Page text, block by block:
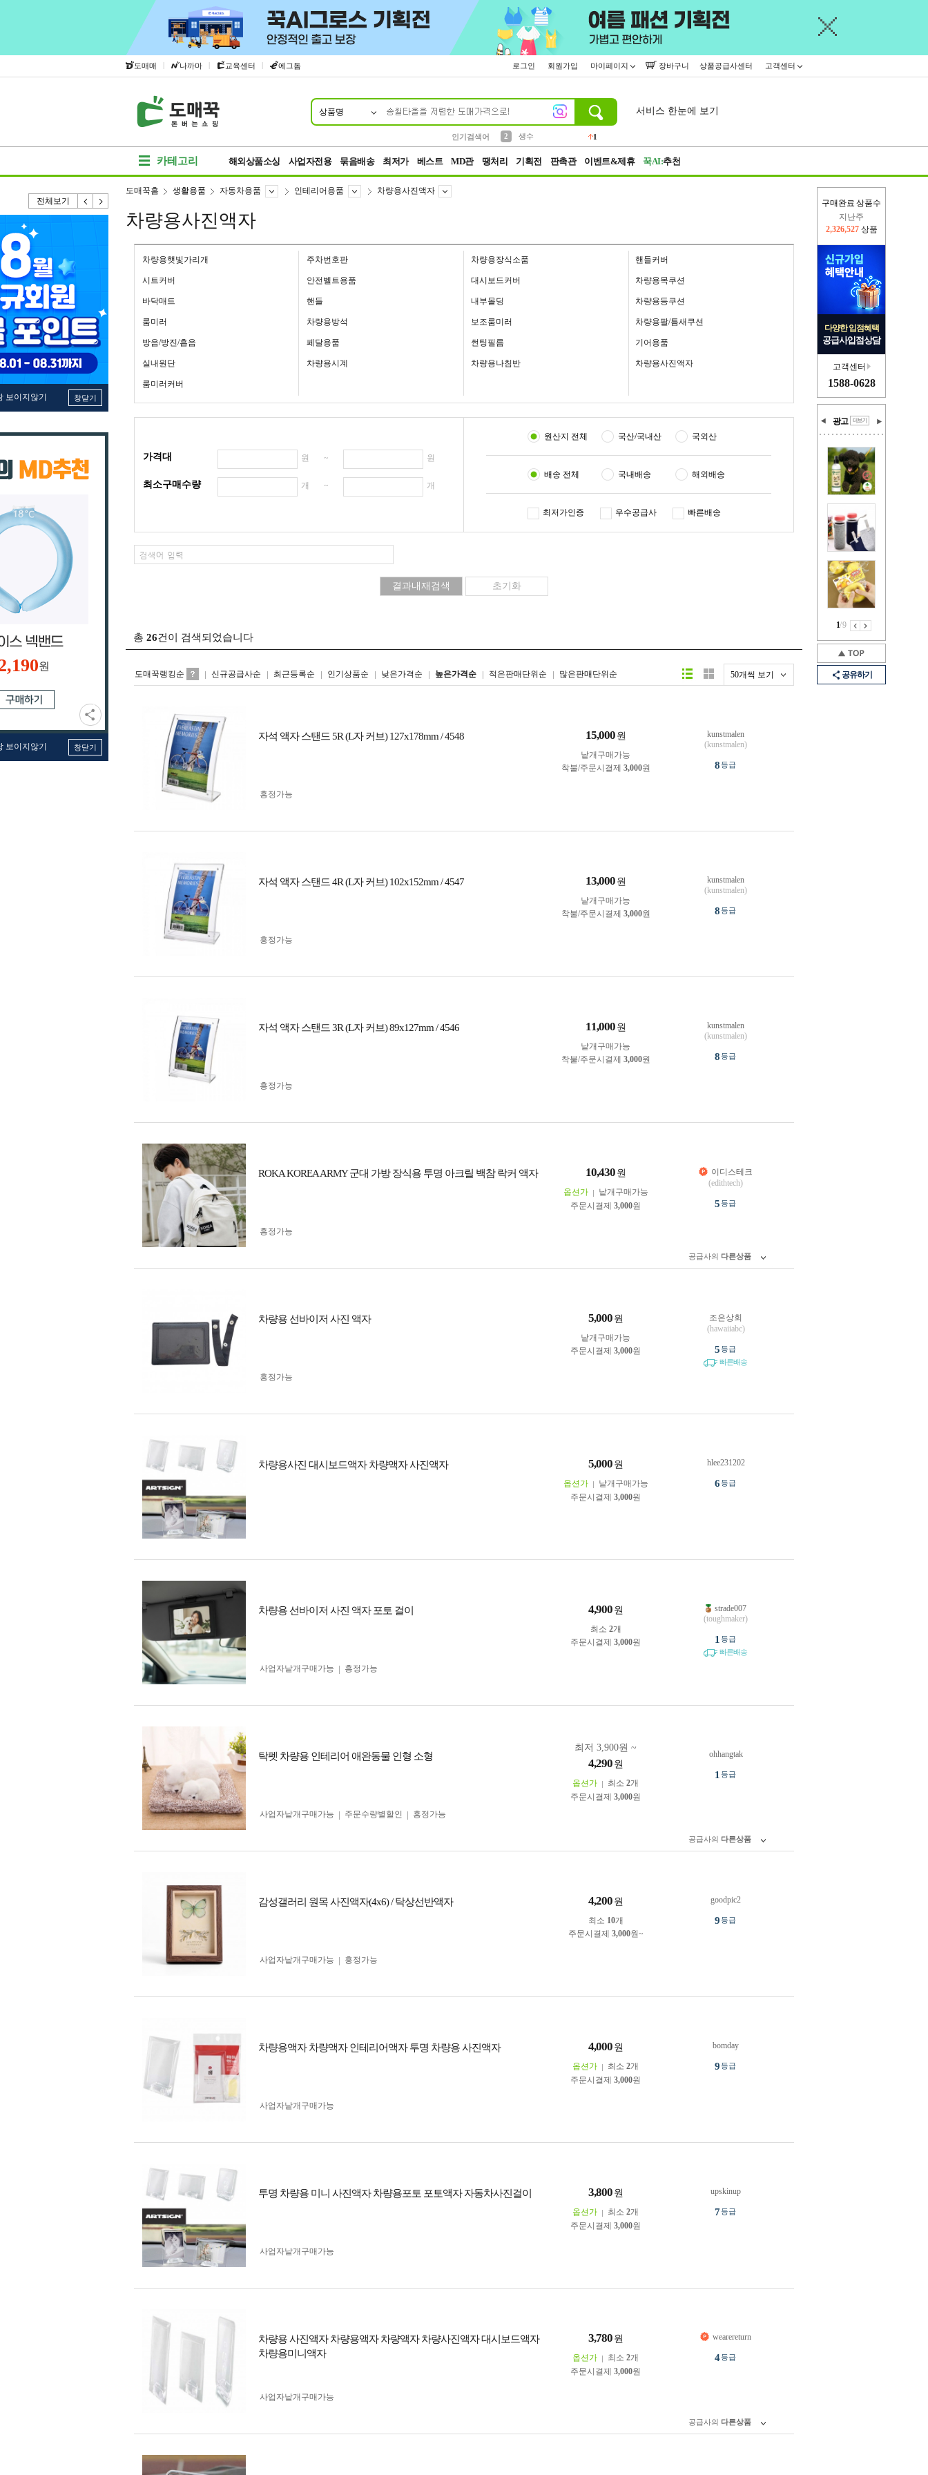
도매매 | 나까마 | 교육센터 | 에그돔 로그인 회원가입 마이페이지 장바구니 상품공급사센터 고객센터
상품명
인기검색어
2
생수
1
서비스 한눈에 보기
카테고리 해외상품소싱 사업자전용 묶음배송 최저가 베스트 MD관 땡처리 기획전 판촉관 이벤트&제휴 꾹AI:추천
전체보기
보이지않기 창닫기
원
보이지않기 창닫기
구매완료 상품수
지난주
2,326,527상품
이번주
2,310,118 상품
다양한 입점혜택
공급사입점상담
고객센터
1588-0628
광고
1/9
공유하기
도매꾹홈 생활용품 자동차용품 인테리어용품 차량용사진액자
차량용사진액자
차량용햇빛가리개 주차번호판 차량용장식소품 핸들커버
시트커버 안전벨트용품 대시보드커버 차량용목쿠션
바닥매트 핸들 내부몰딩 차량용등쿠션
룸미러 차량용방석 보조룸미러 차량용팔/틈새쿠션
방음/방진/흡음 페달용품 썬팅필름 기어용품
실내원단 차량용시계 차량용나침반 차량용사진액자
룸미러커버
가격대 원 ~ 원
최소구매수량 개 ~ 개
원산지 전체 국산/국내산 국외산
배송 전체 국내배송 해외배송
최저가인증 우수공급사 빠른배송
총 26건이 검색되었습니다
도매꾹랭킹순 신규공급사순 최근등록순 인기상품순 낮은가격순 높은가격순 적은판매단위순 많은판매단위순 50개씩 보기
리스트형갤러리형
자석 액자 스탠드 5R (L자 커브) 127x178mm / 4548 15,000 원
낱개구매가능
착불/주문시결제 3,000원
흥정가능
kunstmalen
(kunstmalen)
8등급
자석 액자 스탠드 4R (L자 커브) 102x152mm / 4547 13,000 원
낱개구매가능
착불/주문시결제 3,000원
흥정가능
kunstmalen
(kunstmalen)
8등급
자석 액자 스탠드 3R (L자 커브) 89x127mm / 4546 11,000 원
낱개구매가능
착불/주문시결제 3,000원
흥정가능
kunstmalen
(kunstmalen)
8등급
ROKA KOREA ARMY 군대 가방 장식용 투명 아크릴 백참 락커 액자 10,430 원
옵션가
낱개구매가능
주문시결제 3,000원
흥정가능
이디스테크
(edithtech)
5등급
공급사의 다른상품
차량용 선바이저 사진 액자 5,000 원
낱개구매가능
주문시결제 3,000원
흥정가능
조은상회
(hawaiiabc)
5등급
빠른배송
차량용사진 대시보드액자 차량액자 사진액자 5,000 원
옵션가
낱개구매가능
주문시결제 3,000원
hlee231202
6등급
차량용 선바이저 사진 액자 포토 걸이 4,900 원
최소 2개
주문시결제 3,000원
사업자 낱개구매가능 흥정가능
strade007
(toughmaker)
1 등급
빠른배송
탁펫 차량용 인테리어 애완동물 인형 소형
최저 3,900원 ~
4,290 원
옵션가 최소 2개
주문시결제 3,000원
사업자 낱개구매가능
주문수량별할인 흥정가능
ohhangtak
1 등급
공급사의 다른상품
감성갤러리 원목 사진액자(4x6) / 탁상선반액자 4,200 원
최소 10개
주문시결제 3,000원~
사업자 낱개구매가능 흥정가능
goodpic2
9등급
차량용액자 차량액자 인테리어액자 투명 차량용 사진액자 4,000 원
옵션가 최소 2개
주문시결제 3,000원
사업자 낱개구매가능
bomday
9등급
투명 차량용 미니 사진액자 차량용포토 포토액자 자동차사진걸이 3,800 원
옵션가 최소 2개
주문시결제 3,000원
사업자 낱개구매가능
upskinup
7등급
차량용 사진액자 차량용액자 차량액자 차량사진액자 대시보드액자
차량용미니액자
3,780 원
옵션가 최소 2개
주문시결제 3,000원
사업자 낱개구매가능
wearereturn
4등급
공급사의 다른상품